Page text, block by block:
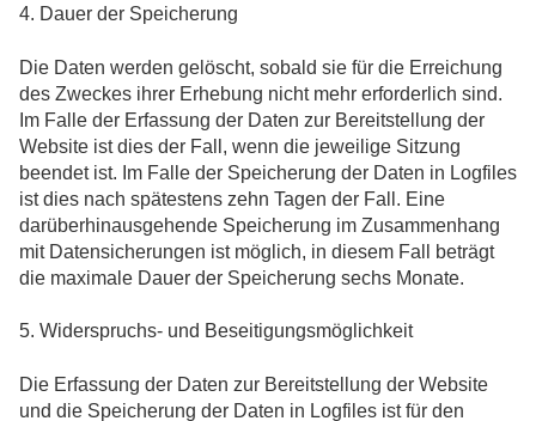
4. Dauer der Speicherung
Die Daten werden gelöscht, sobald sie für die Erreichung
des Zweckes ihrer Erhebung nicht mehr erforderlich sind.
Im Falle der Erfassung der Daten zur Bereitstellung der
Website ist dies der Fall, wenn die jeweilige Sitzung
beendet ist. Im Falle der Speicherung der Daten in Logfiles
ist dies nach spätestens zehn Tagen der Fall. Eine
darüberhinausgehende Speicherung im Zusammenhang
mit Datensicherungen ist möglich, in diesem Fall beträgt
die maximale Dauer der Speicherung sechs Monate.
5. Widerspruchs- und Beseitigungsmöglichkeit
Die Erfassung der Daten zur Bereitstellung der Website
und die Speicherung der Daten in Logfiles ist für den